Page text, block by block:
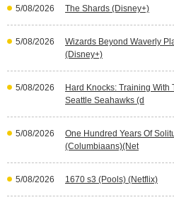
5/08/2026 The Shards (Disney+)
5/08/2026
Wizards Beyond Waverly
(Disney+)
5/08/2026
Hard Knocks: Training With
Seattle Seahawks (d
5/08/2026
One Hundred Years Of
(Columbiaans)(Net
5/08/2026 1670 s3 (Pools) (Netflix)